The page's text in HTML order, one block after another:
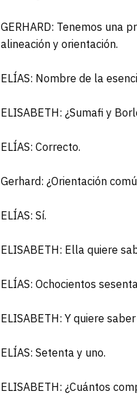
GERHARD: Tenemos una
alineación y orientación.
ELÍAS: Nombre de la
ELISABETH: ¿Sumafi y
ELÍAS: Correcto.
Gerhard: ¿Orientación
ELÍAS: Sí.
ELISABETH: Ella quiere
ELÍAS: Ochocientos
ELISABETH: Y quiere
ELÍAS: Setenta y uno.
ELISABETH: ¿Cuántos